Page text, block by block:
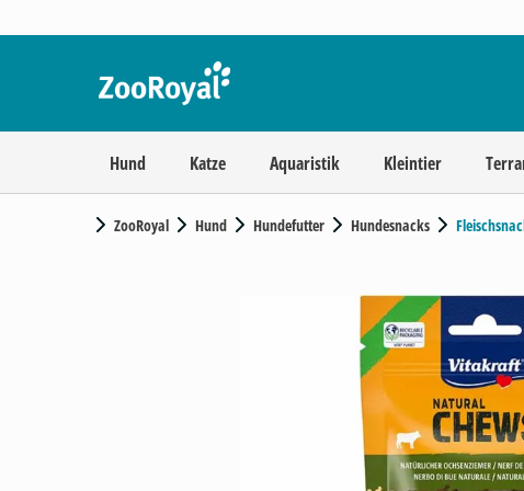
Hund Katze Aquaristik Kleintier
ZooRoyal Hund Hundefutter Hundesnacks